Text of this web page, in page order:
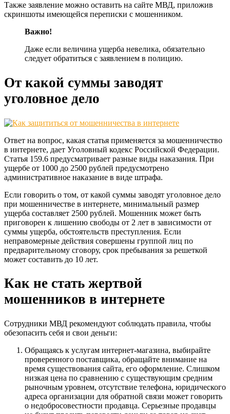
Также заявление можно оставить на сайте МВД, приложив
скриншоты имеющейся переписки с мошенником.
Важно!
Даже если величина ущерба невелика, обязательно
следует обратиться с заявлением в полицию.
От какой суммы заводят
уголовное дело
Ответ на вопрос, какая статья применяется за мошенничество
в интернете, дает Уголовный кодекс Российской Федерации.
Статья 159.6 предусматривает разные виды наказания. При
ущербе от 1000 до 2500 рублей предусмотрено
административное наказание в виде штрафа.
Если говорить о том, от какой суммы заводят уголовное дело
при мошенничестве в интернете, минимальный размер
ущерба составляет 2500 рублей. Мошенник может быть
приговорен к лишению свободы от 2 лет в зависимости от
суммы ущерба, обстоятельств преступления. Если
неправомерные действия совершены группой лиц по
предварительному сговору, срок пребывания за решеткой
может составить до 10 лет.
Как не стать жертвой
мошенников в интернете
Сотрудники МВД рекомендуют соблюдать правила, чтобы
обезопасить себя и свои деньги:
Обращаясь к услугам интернет-магазина, выбирайте
проверенного поставщика, обращайте внимание на
время существования сайта, его оформление. Слишком
низкая цена по сравнению с существующим средним
рыночным уровнем, отсутствие телефона, юридического
адреса организации для обратной связи может говорить
о недобросовестности продавца. Серьезные продавцы